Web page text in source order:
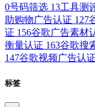
0号码筛选 13工具测
助购物广告认证 127
证 156谷歌广告素材
衡量认证 163谷歌搜
147谷歌视频广告认证
标签